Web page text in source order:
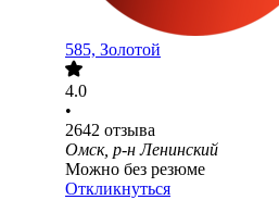
585, Золотой
4.0
•
2642 отзыва
Омск, р-н Ленинский
Можно без резюме
Откликнуться